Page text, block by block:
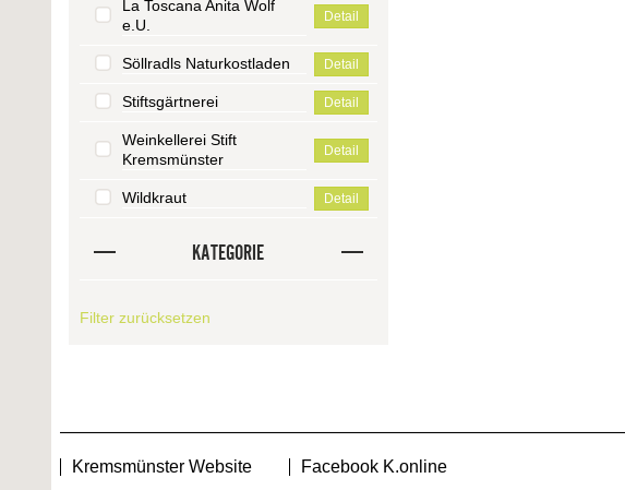
La Toscana Anita Wolf
e.U.
Detail
Söllradls Naturkostladen Detail
Stiftsgärtnerei Detail
Weinkellerei Stift
Kremsmünster
Detail
Wildkraut Detail
KATEGORIE
Filter zurücksetzen
Kremsmünster Website Facebook K.online